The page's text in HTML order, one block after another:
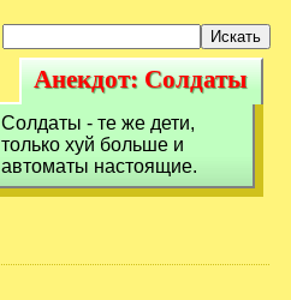
Анекдот:
Солдаты - те же
дети, только
Анекдот: Солдаты
- те же дети,
только
Солдаты - те же дети,
только хуй больше и
автоматы настоящие.